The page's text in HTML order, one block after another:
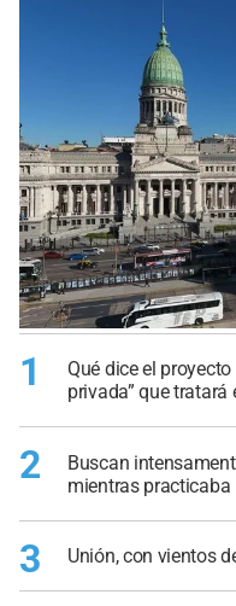
1
Qué dice el
privada” que tratará
2
Buscan
mientras practicaba
3 Unión, con vientos